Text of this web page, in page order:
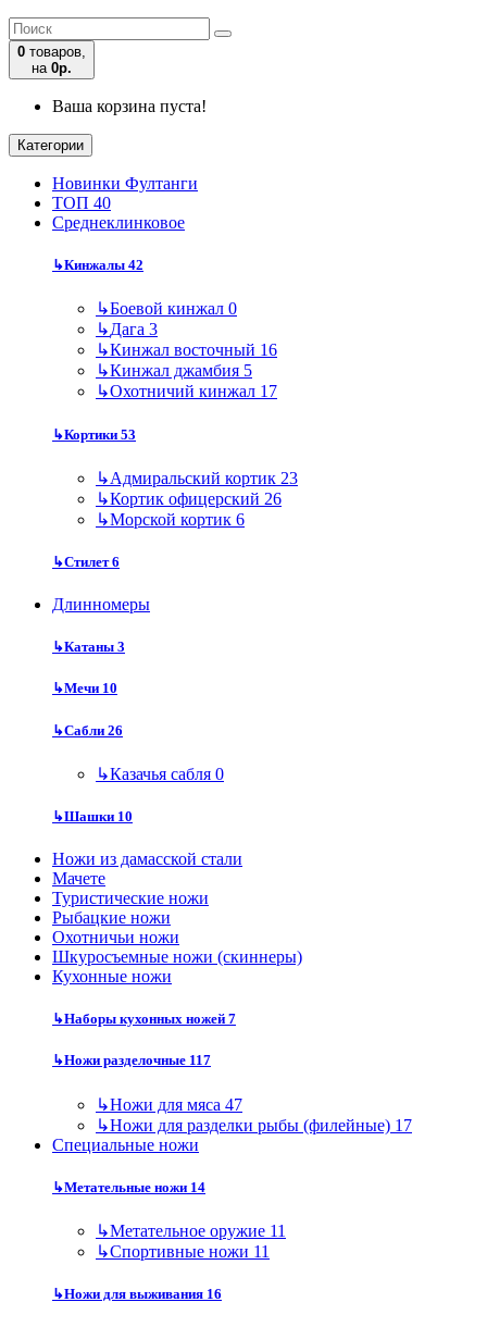
0 товаров,
на 0р.
Ваша корзина пуста!
Категории
Новинки Фултанги
ТОП 40
Среднеклинковое
↳Кинжалы 42
↳Боевой кинжал 0
↳Дага 3
↳Кинжал восточный 16
↳Кинжал джамбия 5
↳Охотничий кинжал 17
↳Кортики 53
↳Адмиральский кортик 23
↳Кортик офицерский 26
↳Морской кортик 6
↳Стилет6
Длинномеры
↳Катаны 3
↳Мечи 10
↳Сабли 26
↳Казачья сабля 0
↳Шашки 10
Ножи из дамасской стали
Мачете
Туристические ножи
Рыбацкие ножи
Охотничьи ножи
Шкуросъемные ножи (скиннеры)
Кухонные ножи
↳Наборы кухонных ножей 7
↳Ножи разделочные 117
↳Ножи для мяса 47
↳Ножи для разделки рыбы (филейные) 17
Специальные ножи
↳Метательные ножи 14
↳Метательное оружие 11
↳Спортивные ножи 11
↳Ножи для выживания 16